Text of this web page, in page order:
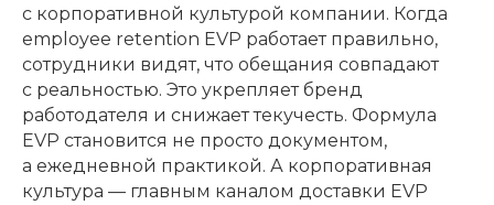
с корпоративной культурой компании. Когда
employee retention EVP работает правильно,
сотрудники видят, что обещания совпадают
с реальностью. Это укрепляет бренд
работодателя и снижает текучесть. Формула
EVP становится не просто документом,
а ежедневной практикой. А корпоративная
культура — главным каналом доставки EVP